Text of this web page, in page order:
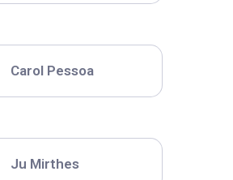
Carol Pessoa
Ju Mirthes